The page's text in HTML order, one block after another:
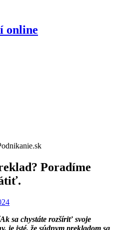
online
Poradíme
Ak sa chystáte rozšíriť svoje
je isté, že súdnym prekladom sa